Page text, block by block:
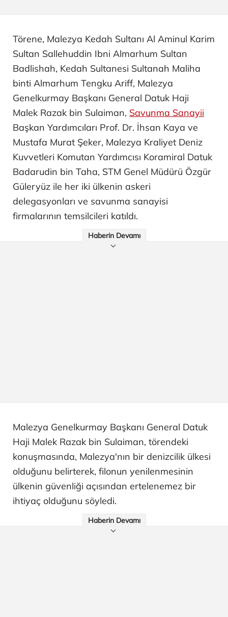
Törene, Malezya Kedah Sultanı Al Aminul Karim
Sultan Sallehuddin Ibni Almarhum Sultan
Badlishah, Kedah Sultanesi Sultanah Maliha
binti Almarhum Tengku Ariff, Malezya
Genelkurmay Başkanı General Datuk Haji
Malek Razak bin Sulaiman, Savunma Sanayii
Başkan Yardımcıları Prof. Dr. İhsan Kaya ve
Mustafa Murat Şeker, Malezya Kraliyet Deniz
Kuvvetleri Komutan Yardımcısı Koramiral Datuk
Badarudin bin Taha, STM Genel Müdürü Özgür
Güleryüz ile her iki ülkenin askeri
delegasyonları ve savunma sanayisi
firmalarının temsilcileri katıldı.
Haberin Devamı
Malezya Genelkurmay Başkanı General Datuk
Haji Malek Razak bin Sulaiman, törendeki
konuşmasında, Malezya'nın bir denizcilik ülkesi
olduğunu belirterek, filonun yenilenmesinin
ülkenin güvenliği açısından ertelenemez bir
ihtiyaç olduğunu söyledi.
Haberin Devamı